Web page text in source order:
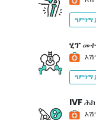
ግምገማ
ሂፕ
ግምገማ
IVF